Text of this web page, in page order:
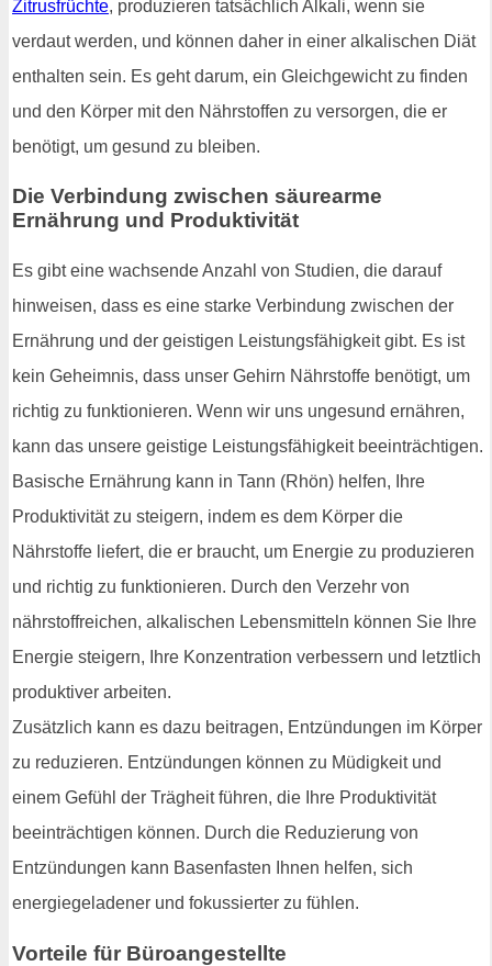
Zitrusfrüchte, produzieren tatsächlich Alkali, wenn sie
verdaut werden, und können daher in einer alkalischen Diät
enthalten sein. Es geht darum, ein Gleichgewicht zu finden
und den Körper mit den Nährstoffen zu versorgen, die er
benötigt, um gesund zu bleiben.
Die Verbindung zwischen säurearme
Ernährung und Produktivität
Es gibt eine wachsende Anzahl von Studien, die darauf
hinweisen, dass es eine starke Verbindung zwischen der
Ernährung und der geistigen Leistungsfähigkeit gibt. Es ist
kein Geheimnis, dass unser Gehirn Nährstoffe benötigt, um
richtig zu funktionieren. Wenn wir uns ungesund ernähren,
kann das unsere geistige Leistungsfähigkeit beeinträchtigen.
Basische Ernährung kann in Tann (Rhön) helfen, Ihre
Produktivität zu steigern, indem es dem Körper die
Nährstoffe liefert, die er braucht, um Energie zu produzieren
und richtig zu funktionieren. Durch den Verzehr von
nährstoffreichen, alkalischen Lebensmitteln können Sie Ihre
Energie steigern, Ihre Konzentration verbessern und letztlich
produktiver arbeiten.
Zusätzlich kann es dazu beitragen, Entzündungen im Körper
zu reduzieren. Entzündungen können zu Müdigkeit und
einem Gefühl der Trägheit führen, die Ihre Produktivität
beeinträchtigen können. Durch die Reduzierung von
Entzündungen kann Basenfasten Ihnen helfen, sich
energiegeladener und fokussierter zu fühlen.
Vorteile für Büroangestellte